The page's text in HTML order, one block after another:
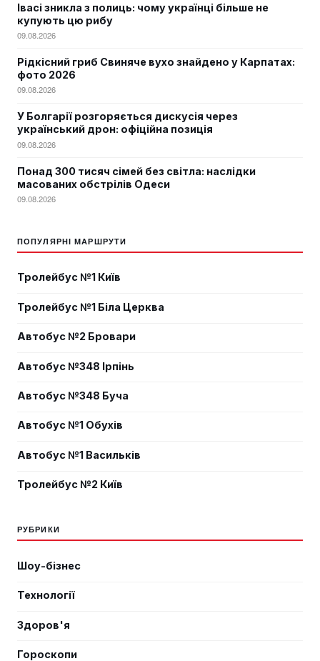
Івасі зникла з полиць: чому українці більше не
купують цю рибу
09.08.2026
Рідкісний гриб Свиняче вухо знайдено у Карпатах:
фото 2026
09.08.2026
У Болгарії розгоряється дискусія через
український дрон: офіційна позиція
09.08.2026
Понад 300 тисяч сімей без світла: наслідки
масованих обстрілів Одеси
09.08.2026
ПОПУЛЯРНІ МАРШРУТИ
Тролейбус №1 Київ
Тролейбус №1 Біла Церква
Автобус №2 Бровари
Автобус №348 Ірпінь
Автобус №348 Буча
Автобус №1 Обухів
Автобус №1 Васильків
Тролейбус №2 Київ
РУБРИКИ
Шоу-бізнес
Технології
Здоров'я
Гороскопи